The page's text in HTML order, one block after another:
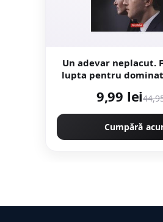
Un adevar neplacut.
lupta pentru
9,99 lei
Cumpără